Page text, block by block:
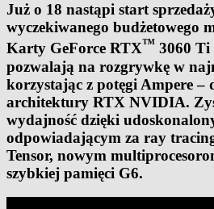
Już o 18 nastąpi start
wyczekiwanego budżetowego
Karty GeForce RTX™ 3060 Ti
pozwalają na rozgrywkę w
korzystając z potęgi Ampere –
architektury RTX NVIDIA.
wydajność dzięki
odpowiadającym za ray
Tensor, nowym
szybkiej pamięci G6.